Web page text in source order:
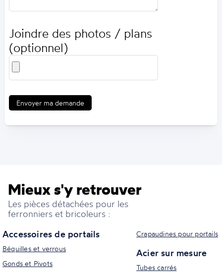
Joindre des photos / plans
(optionnel)
Envoyer ma demande
Mieux s'y retrouver
Les pièces détachées pour les
ferronniers et bricoleurs :
Accessoires de portails
Béquilles et verrous
Gonds et Pivots
Crapaudines pour portails
Acier sur mesure
Tubes carrés